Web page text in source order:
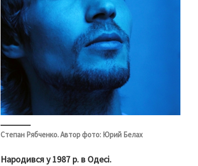
Степан Рябченко. Автор фото: Юрий Белах
Народився у 1987 р. в Одесі.